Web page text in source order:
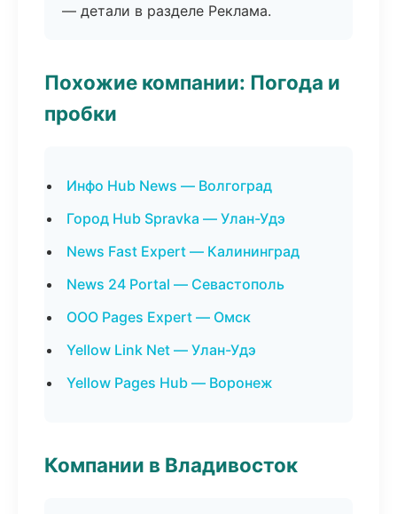
— детали в разделе Реклама.
Похожие компании: Погода и
пробки
Инфо Hub News — Волгоград
Город Hub Spravka — Улан-Удэ
News Fast Expert — Калининград
News 24 Portal — Севастополь
ООО Pages Expert — Омск
Yellow Link Net — Улан-Удэ
Yellow Pages Hub — Воронеж
Компании в Владивосток